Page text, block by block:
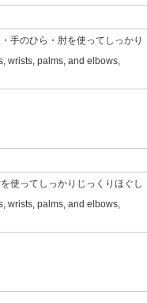
手のひら・肘を使ってしっかり
wrists, palms, and elbows,
使ってしっかりじっくりほぐし
wrists, palms, and elbows,